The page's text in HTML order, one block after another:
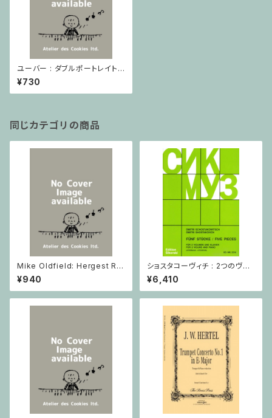
ユーバー : ダブルポートレイト /
トロンボーン , チューバ
¥730
同じカテゴリの商品
Mike Oldfield: Hergest Rid
ge / ピアノ
¥940
ショスタコーヴィチ : 2つのヴァ
イオリンとピアノのための 5つの
小品 / ヴァイオリン2とピアノ
¥6,410